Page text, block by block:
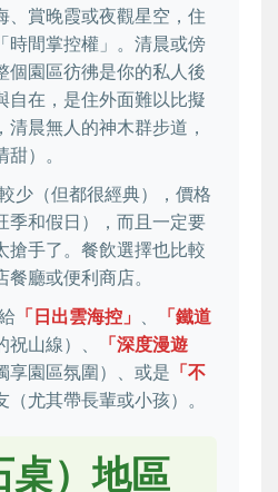
、賞晚霞或夜觀星空，住
時間掌控權」。清晨或傍
個園區彷彿是你的私人後
自在，是住外面難以比擬
清晨無人的神木群步道，
）。
少（但都很經典），價格
季和假日），而且一定要
搶手了。餐飲選擇也比較
廳或便利商店。
「日出雲海控」
「鐵道
祝山線）、
「深度漫遊
享園區氛圍）、或是 「不
（尤其帶長輩或小孩）。
桌）地區